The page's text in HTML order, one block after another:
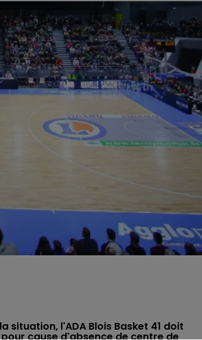
situation, l'ADA Blois Basket 41 doit
cause d'absence de centre de